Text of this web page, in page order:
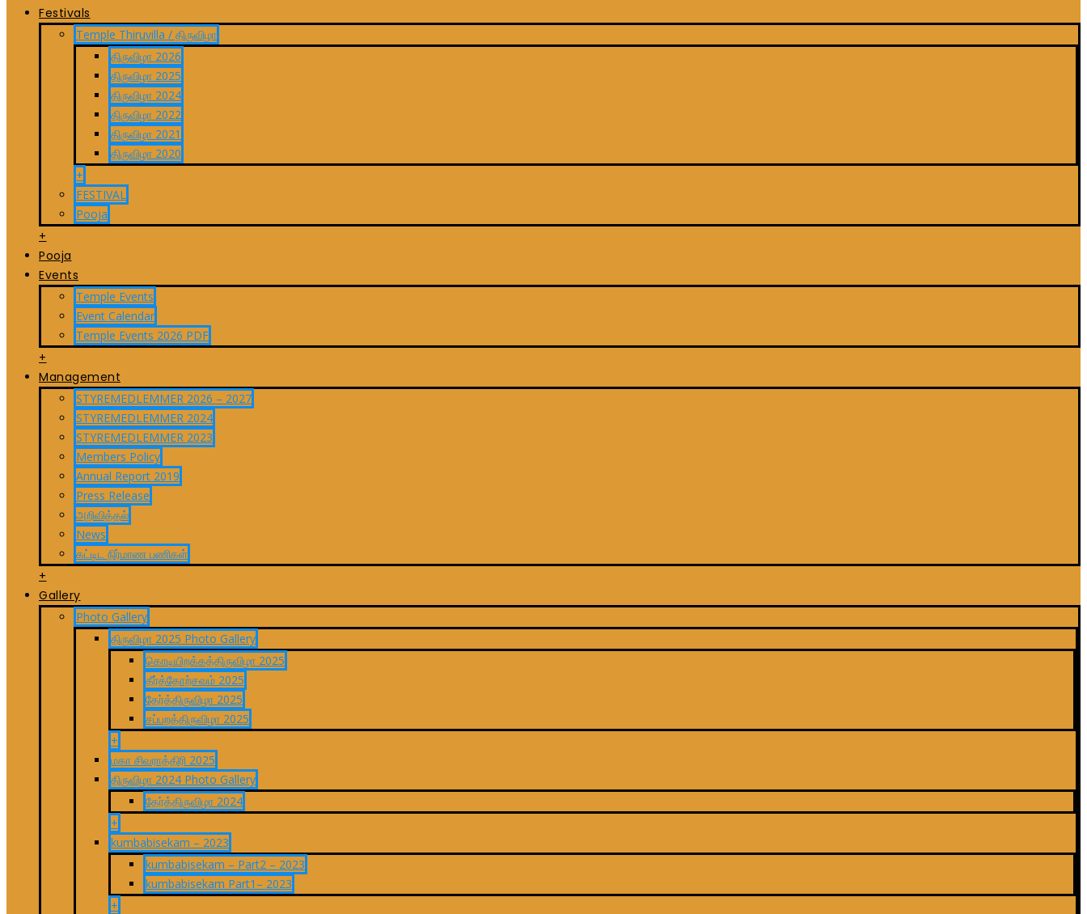
Festivals
Temple Thiruvilla / திருவிழா
திருவிழா 2026
திருவிழா 2025
திருவிழா 2024
திருவிழா 2022
திருவிழா 2021
திருவிழா 2020
+
FESTIVAL
Pooja
+
Pooja
Events
Temple Events
Event Calendar
Temple Events 2026 PDF
+
Management
STYREMEDLEMMER 2026 – 2027
STYREMEDLEMMER 2024
STYREMEDLEMMER 2023
Members Policy
Annual Report 2019
Press Release
அறிவித்தல்
News
கட்டிட நிர்மாண பணிகள்
+
Gallery
Photo Gallery
திருவிழா 2025 Photo Gallery
கொடியிறக்கத்திருவிழா 2025
தீர்த்தோற்சவம் 2025
தேர்த்திருவிழா 2025
சப்பறத்திருவிழா 2025
+
மகா சிவராத்திரி 2025
திருவிழா 2024 Photo Gallery
தேர்த்திருவிழா 2024
+
kumbabisekam – 2023
kumbabisekam – Part2 – 2023
kumbabisekam Part1– 2023
+